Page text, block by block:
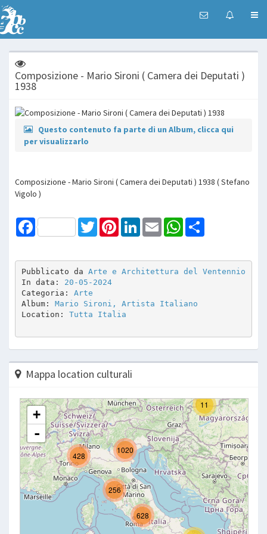
Composizione - Mario Sironi ( Camera dei Deputati )
1938
Questo contenuto fa parte di un Album, clicca qui
per visualizzarlo
Composizione - Mario Sironi ( Camera dei Deputati ) 1938 ( Stefano
Vigolo )
Facebook TwitterPinterestLinkedInEmail WhatsApp
Pubblicato da Arte e Architettura del Ventennio
In data: 20-05-2024
Categoria: Arte
Album: Mario Sironi, Artista Italiano
Location: Tutta Italia
Mappa location culturali